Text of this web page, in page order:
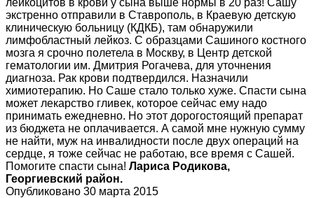
экстренно отправили в Ставрополь, в Краевую детскую
клиническую больницу (КДКБ), там обнаружили
лимфобластный лейкоз. С образцами Сашиного костного
мозга я срочно полетела в Москву, в Центр детской
гематологии им. Дмитрия Рогачева, для уточнения
диагноза. Рак крови подтвердился. Назначили
химиотерапию. Но Саше стало только хуже. Спасти сына
может лекарство гливек, которое сейчас ему надо
принимать ежедневно. Но этот дорогостоящий препарат
из бюджета не оплачивается. А самой мне нужную сумму
не найти, муж на инвалидности после двух операций на
сердце, я тоже сейчас не работаю, все время с Сашей.
Помогите спасти сына! Лариса Родикова,
Георгиевский район.
Опубликовано 30 марта 2015